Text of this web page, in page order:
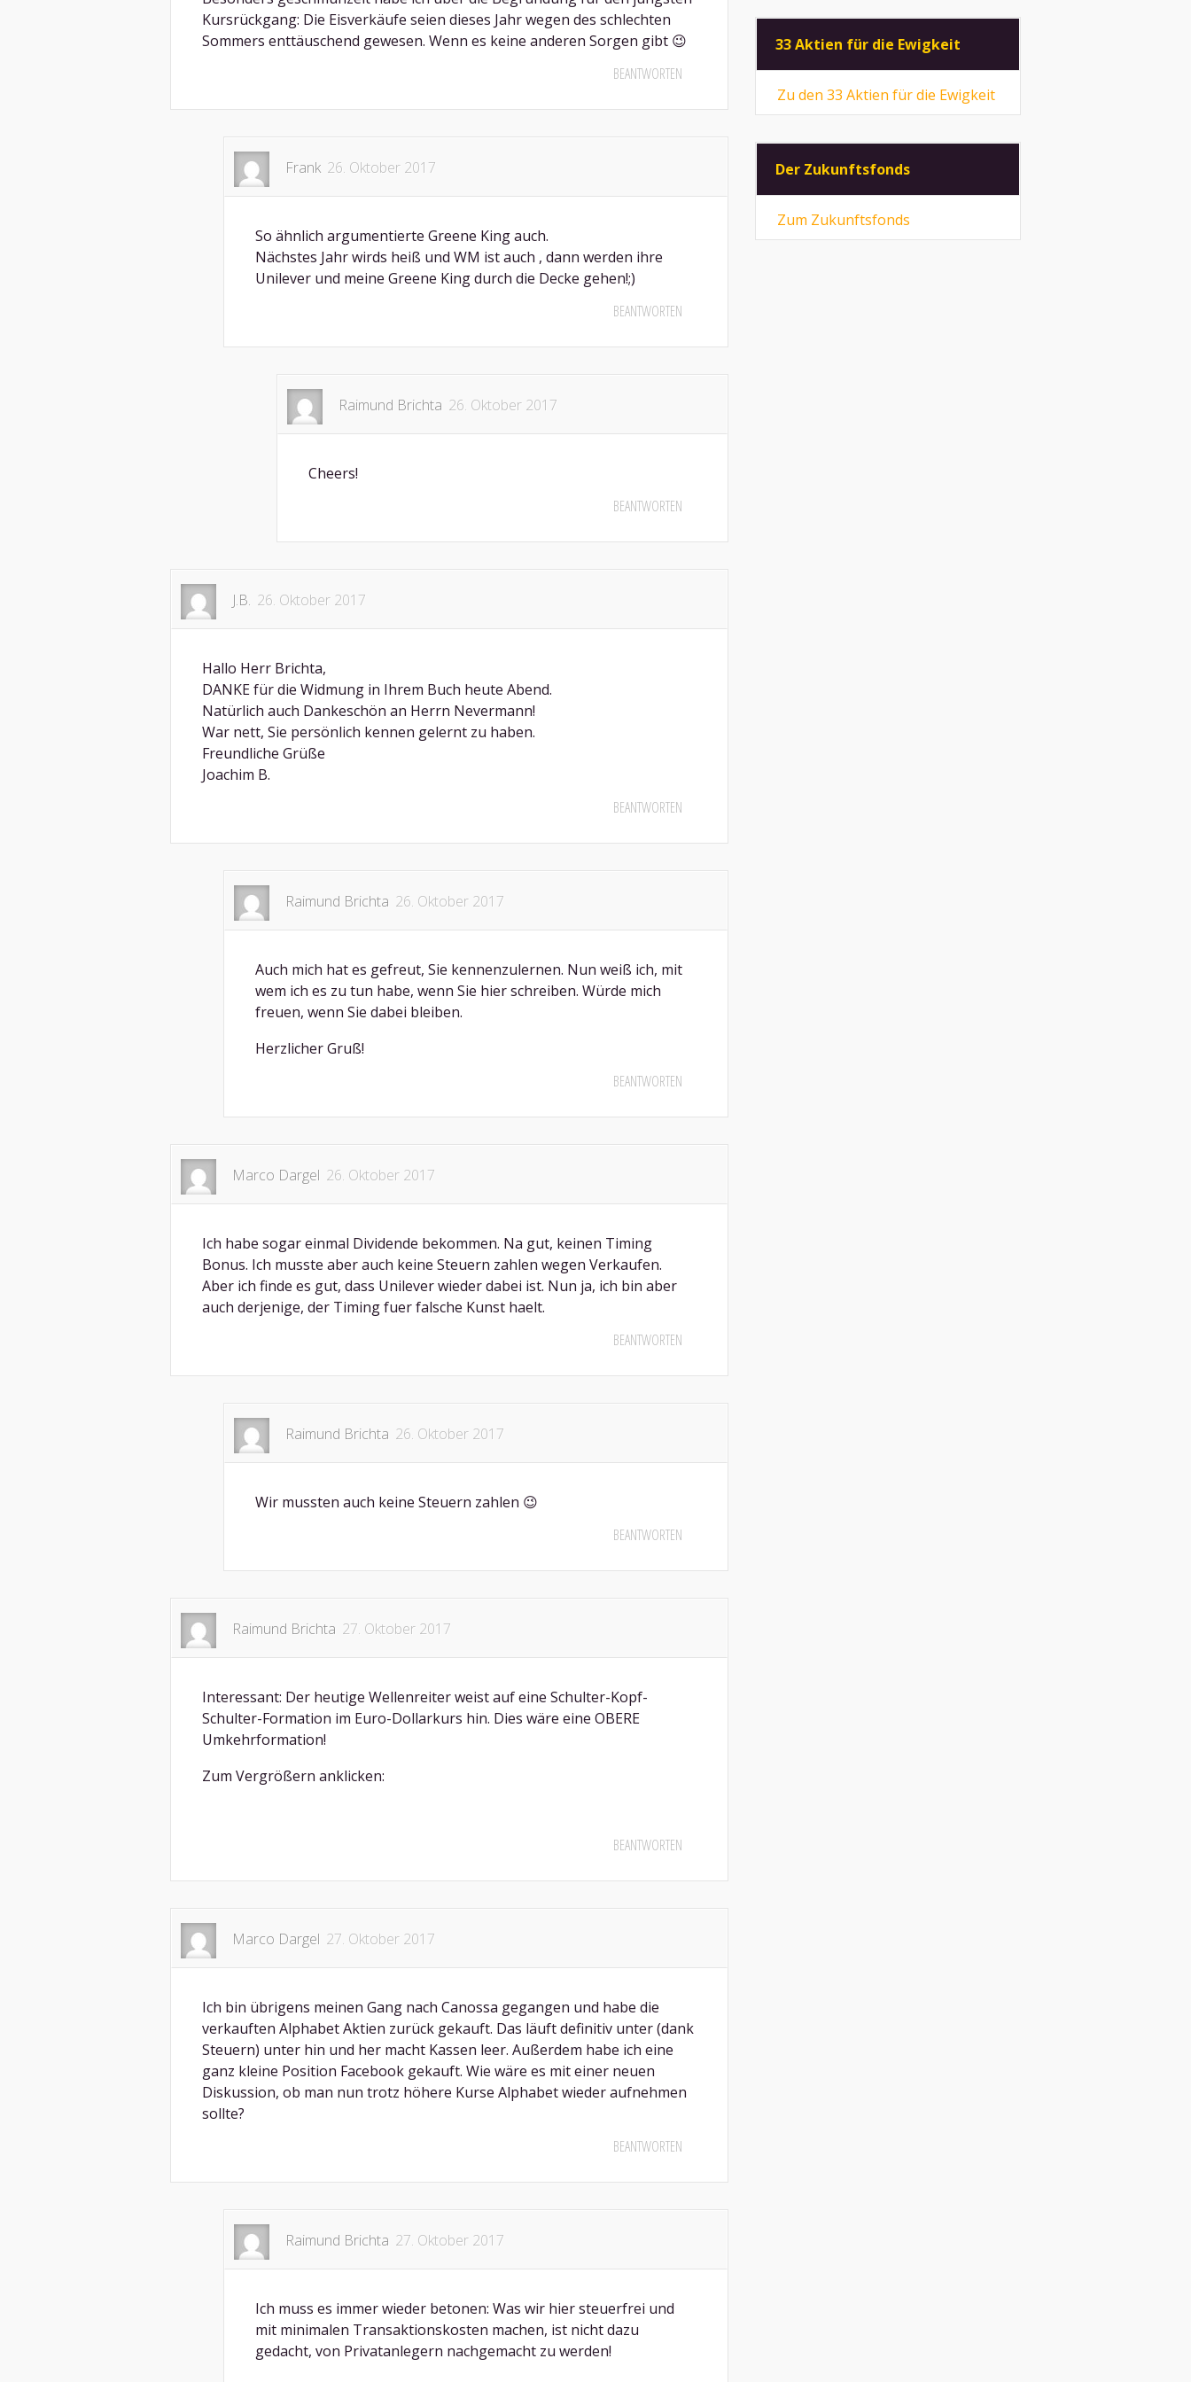
Kursrückgang: Die Eisverkäufe seien dieses Jahr wegen des schlechten
Sommers enttäuschend gewesen. Wenn es keine anderen Sorgen gibt 😉
BEANTWORTEN
Frank 26. Oktober 2017
So ähnlich argumentierte Greene King auch.
Nächstes Jahr wirds heiß und WM ist auch , dann werden ihre
Unilever und meine Greene King durch die Decke gehen!;)
BEANTWORTEN
Raimund Brichta 26. Oktober 2017
Cheers!
BEANTWORTEN
J.B. 26. Oktober 2017
Hallo Herr Brichta,
DANKE für die Widmung in Ihrem Buch heute Abend.
Natürlich auch Dankeschön an Herrn Nevermann!
War nett, Sie persönlich kennen gelernt zu haben.
Freundliche Grüße
Joachim B.
BEANTWORTEN
Raimund Brichta 26. Oktober 2017
Auch mich hat es gefreut, Sie kennenzulernen. Nun weiß ich, mit
wem ich es zu tun habe, wenn Sie hier schreiben. Würde mich
freuen, wenn Sie dabei bleiben.
Herzlicher Gruß!
BEANTWORTEN
Marco Dargel 26. Oktober 2017
Ich habe sogar einmal Dividende bekommen. Na gut, keinen Timing
Bonus. Ich musste aber auch keine Steuern zahlen wegen Verkaufen.
Aber ich finde es gut, dass Unilever wieder dabei ist. Nun ja, ich bin aber
auch derjenige, der Timing fuer falsche Kunst haelt.
BEANTWORTEN
Raimund Brichta 26. Oktober 2017
Wir mussten auch keine Steuern zahlen 😉
BEANTWORTEN
Raimund Brichta 27. Oktober 2017
Interessant: Der heutige Wellenreiter weist auf eine Schulter-Kopf-
Schulter-Formation im Euro-Dollarkurs hin. Dies wäre eine OBERE
Umkehrformation!
Zum Vergrößern anklicken:
BEANTWORTEN
Marco Dargel 27. Oktober 2017
Ich bin übrigens meinen Gang nach Canossa gegangen und habe die
verkauften Alphabet Aktien zurück gekauft. Das läuft definitiv unter (dank
Steuern) unter hin und her macht Kassen leer. Außerdem habe ich eine
ganz kleine Position Facebook gekauft. Wie wäre es mit einer neuen
Diskussion, ob man nun trotz höhere Kurse Alphabet wieder aufnehmen
sollte?
BEANTWORTEN
Raimund Brichta 27. Oktober 2017
Ich muss es immer wieder betonen: Was wir hier steuerfrei und
mit minimalen Transaktionskosten machen, ist nicht dazu
gedacht, von Privatanlegern nachgemacht zu werden!
33 Aktien für die Ewigkeit
Zu den 33 Aktien für die Ewigkeit
Der Zukunftsfonds
Zum Zukunftsfonds